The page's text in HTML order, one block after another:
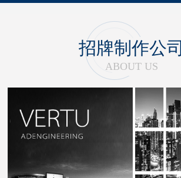
招牌制作公司
ABOUT US